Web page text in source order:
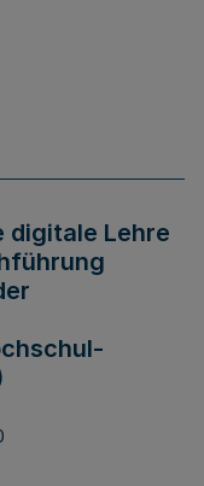
digitale Lehre